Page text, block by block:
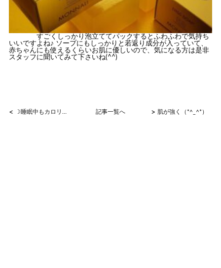
すごくしっかり泡立ててパックするとふわふわで気持ち
いいですよね♪ ソープにもしっかりと若返り成分が入っていて、
赤ちゃんにも使えるくらいお肌に優しいので、気になる方は是非
スタッフに聞いてみて下さいね(^^)
< ☽睡眠中もカロリー消費☽ 記事一覧へ >肌が強く（*^_^*）